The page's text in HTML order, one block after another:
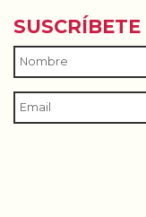
SUSCRÍBETE